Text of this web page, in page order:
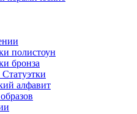
полистоун
бронза
алфавит